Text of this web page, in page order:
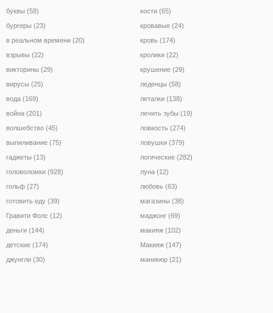
буквы (58)
бургеры (23)
в реальном времени (20)
взрывы (22)
викторины (29)
вирусы (25)
вода (169)
война (201)
волшебство (45)
выпиливание (75)
гаджеты (13)
головоломки (928)
гольф (27)
готовить еду (39)
Гравити Фолс (12)
деньги (144)
детские (174)
джунгли (30)
кости (65)
кровавые (24)
кровь (174)
кролики (22)
крушение (29)
леденцы (58)
леталки (138)
лечить зубы (19)
ловкость (274)
ловушки (379)
логические (282)
луна (12)
любовь (63)
магазины (38)
маджонг (69)
макияж (102)
Макияж (147)
маникюр (21)